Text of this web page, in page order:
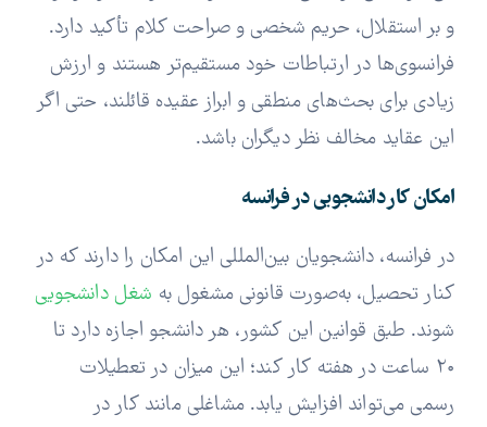
و بر استقلال، حریم شخصی و صراحت کلام تأکید دارد.
فرانسوی‌ها در ارتباطات خود مستقیم‌تر هستند و ارزش
زیادی برای بحث‌های منطقی و ابراز عقیده قائلند، حتی اگر
این عقاید مخالف نظر دیگران باشد.
امکان کار دانشجویی در فرانسه
در فرانسه، دانشجویان بین‌المللی این امکان را دارند که در
کنار تحصیل، به‌صورت قانونی مشغول به شغل دانشجویی
شوند. طبق قوانین این کشور، هر دانشجو اجازه دارد تا
۲۰ ساعت در هفته کار کند؛ این میزان در تعطیلات
رسمی می‌تواند افزایش یابد. مشاغلی مانند کار در